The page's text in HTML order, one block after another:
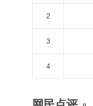
2
3
4